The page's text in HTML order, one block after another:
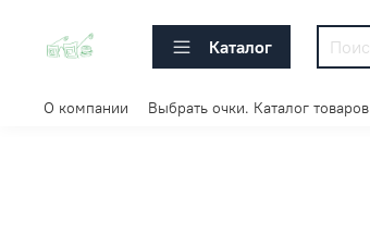
Каталог
О компании Выбрать очки. Каталог товаров